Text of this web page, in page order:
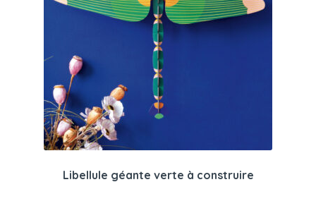
Libellule géante verte à construire